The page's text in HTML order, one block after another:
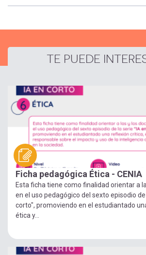
TE PUEDE
Ficha pedagógica Ética - CENIA
Esta ficha tiene como finalidad orientar a
en el uso pedagógico del sexto episodio
corto", promoviendo en el estudiantado
ética y...